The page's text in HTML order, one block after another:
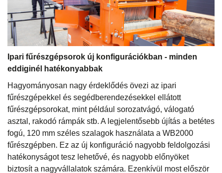
Ipari fűrészgépsorok új konfigurációkban - minden
eddiginél hatékonyabbak
Hagyományosan nagy érdeklődés övezi az ipari
fűrészgépekkel és segédberendezésekkel ellátott
fűrészgépsorokat, mint például sorozatvágó, válogató
asztal, rakodó rámpák stb. A legjelentősebb újítás a betétes
fogú, 120 mm széles szalagok használata a WB2000
fűrészgépben. Ez az új konfiguráció nagyobb feldolgozási
hatékonyságot tesz lehetővé, és nagyobb előnyöket
biztosít a nagyvállalatok számára. Ezenkívül most először